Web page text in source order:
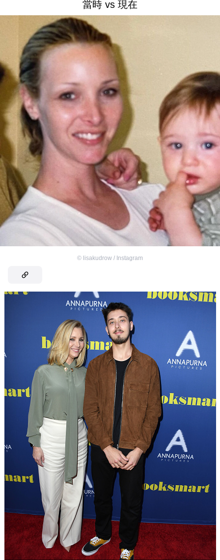
當時 vs 現在
© lisakudrow / Instagram